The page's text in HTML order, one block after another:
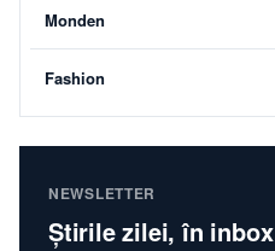
Monden
Fashion
NEWSLETTER
Știrile zilei, în inbox